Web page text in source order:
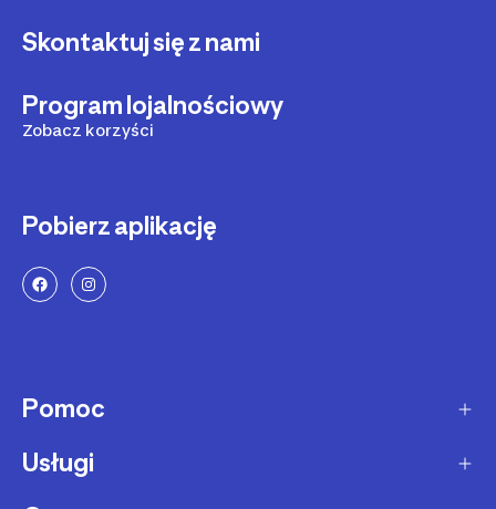
Skontaktuj się z nami
Program lojalnościowy
Zobacz korzyści
Pobierz aplikację
Pomoc
Sposoby dostawy
Usługi